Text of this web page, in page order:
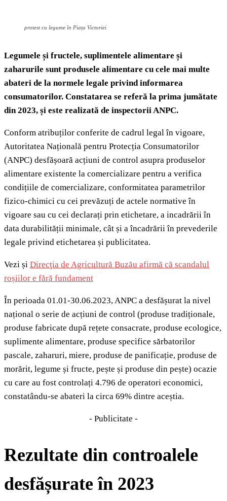
protest cu legume în Piața Victoriei
Legumele și fructele, suplimentele alimentare și
zaharurile sunt produsele alimentare cu cele mai multe
abateri de la normele legale privind informarea
consumatorilor. Constatarea se referă la prima jumătate
din 2023, și este realizată de inspectorii ANPC.
Conform atribuților conferite de cadrul legal în vigoare,
Autoritatea Națională pentru Protecția Consumatorilor
(ANPC) desfășoară acțiuni de control asupra produselor
alimentare existente la comercializare pentru a verifica
condițiile de comercializare, conformitatea parametrilor
fizico-chimici cu cei prevăzuți de actele normative în
vigoare sau cu cei declarați prin etichetare, a incadrării în
data durabilității minimale, cât și a încadrării în prevederile
legale privind etichetarea și publicitatea.
Vezi și Direcţia de Agricultură Buzău afirmă că scandalul
roșiilor e fără fundament
În perioada 01.01-30.06.2023, ANPC a desfășurat la nivel
național o serie de acțiuni de control (produse tradiționale,
produse fabricate după rețete consacrate, produse ecologice,
suplimente alimentare, produse specifice sărbatorilor
pascale, zaharuri, miere, produse de panificație, produse de
morărit, legume și fructe, pește și produse din pește) ocazie
cu care au fost controlați 4.796 de operatori economici,
constatându-se abateri la circa 69% dintre aceștia.
- Publicitate -
Rezultate din controalele
desfășurate în 2023